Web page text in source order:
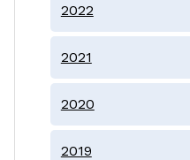
2022
2021
2020
2019